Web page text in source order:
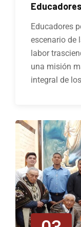
Educadores
escenario de
labor
una misión
integral de